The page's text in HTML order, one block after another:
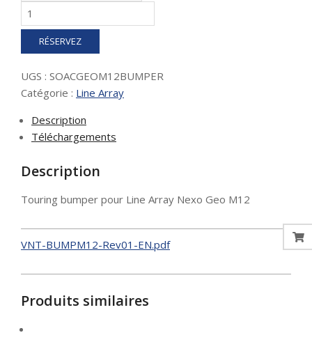
quantité
de
Touring
bumper
Line
Array
Geo
M12
RÉSERVEZ
UGS : SOACGEOM12BUMPER
Catégorie : Line Array
Description
Téléchargements
Description
Touring bumper pour Line Array Nexo Geo M12
VNT-BUMPM12-Rev01-EN.pdf
Produits similaires